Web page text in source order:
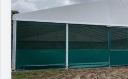
Mehr